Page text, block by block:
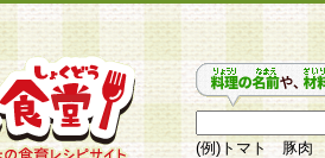
(例)トマト 豚肉